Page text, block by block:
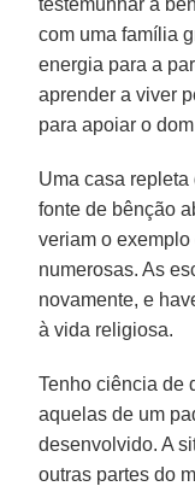
com uma família
energia para a
aprender a viver
para apoiar o
Uma casa
fonte de bênção
veriam o
numerosas. As
novamente, e
à vida religiosa.
Tenho ciência de
aquelas de um
desenvolvido. A
outras partes do